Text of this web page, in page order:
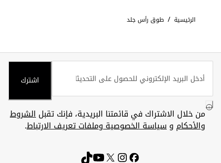
الرئيسية / طوق رأس جلد
اشترك
من خلال الاشتراك في قائمتنا البريدية، فإنك تقبلالشروط
والأحكام وسياسة الخصوصية وملفات تعريف الارتباط.